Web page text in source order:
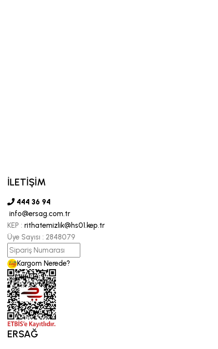
İLETİŞİM
444 36 94
info@ersag.com.tr
KEP : rithatemizlik@hs01.kep.tr
Üye Sayısı : 2848079
Kargom Nerede?
ERSAĞ